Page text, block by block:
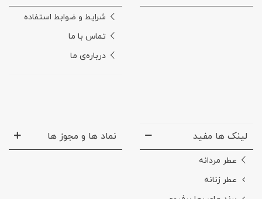
شرایط و ضوابط استفاده
تماس با ما
درباره‌ی ما
لینک ها مفید
عطر مردانه
عطر زنانه
نماد ها و مجوز ها